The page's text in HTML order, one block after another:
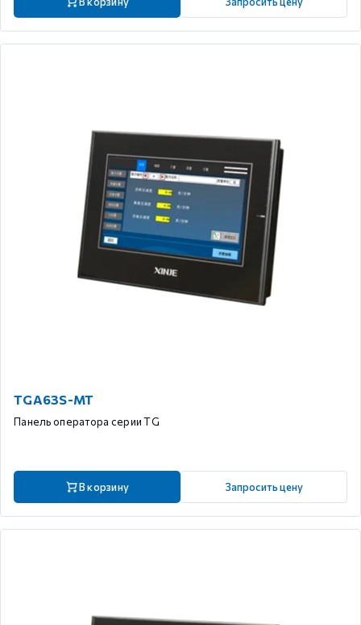
TGA63S-MT
Панель оператора серии TG
В корзину Запросить цену